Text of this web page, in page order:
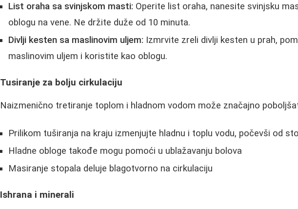
List oraha sa svinjskom masti: Operite list oraha, nanesite svinjsku
oblogu na vene. Ne držite duže od 10 minuta.
Divlji kesten sa maslinovim uljem: Izmrvite zreli divlji kesten u prah,
maslinovim uljem i koristite kao oblogu.
Tusiranje za bolju cirkulaciju
Naizmenično tretiranje toplom i hladnom vodom može značajno
Prilikom tuširanja na kraju izmenjujte hladnu i toplu vodu, počevši od
Hladne obloge takođe mogu pomoći u ublažavanju bolova
Masiranje stopala deluje blagotvorno na cirkulaciju
Ishrana i minerali